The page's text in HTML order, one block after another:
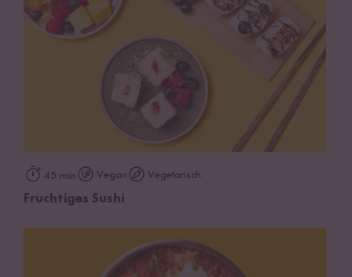
45 min Vegan Vegetarisch
Fruchtiges Sushi